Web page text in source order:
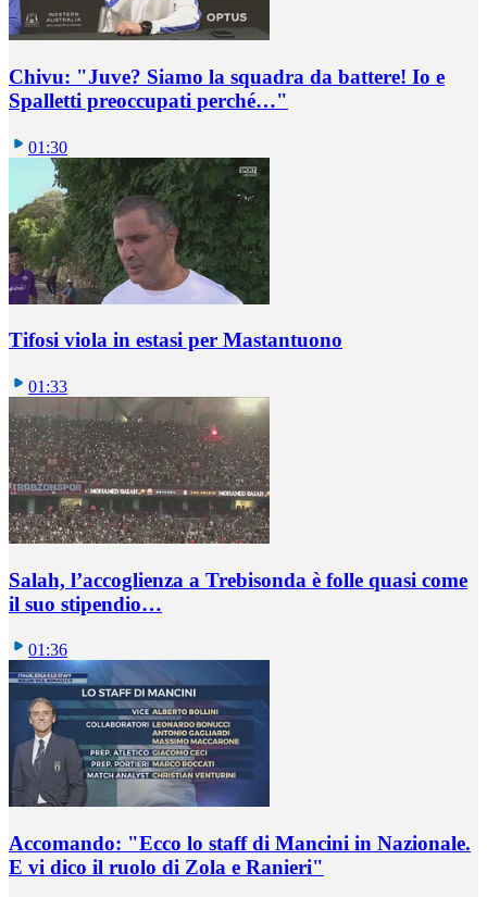
Chivu: "Juve? Siamo la squadra da battere! Io e
Spalletti preoccupati perché…"
01:30
Tifosi viola in estasi per Mastantuono
01:33
Salah, l’accoglienza a Trebisonda è folle quasi come
il suo stipendio…
01:36
Accomando: "Ecco lo staff di Mancini in Nazionale.
E vi dico il ruolo di Zola e Ranieri"